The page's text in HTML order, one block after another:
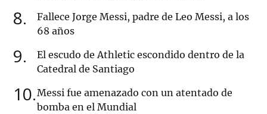
8
Fallece Jorge Messi, padre de Leo Messi, a los
68 años
9
El escudo de Athletic escondido dentro de la
Catedral de Santiago
10 Messi fue amenazado con un atentado de
bomba en el Mundial